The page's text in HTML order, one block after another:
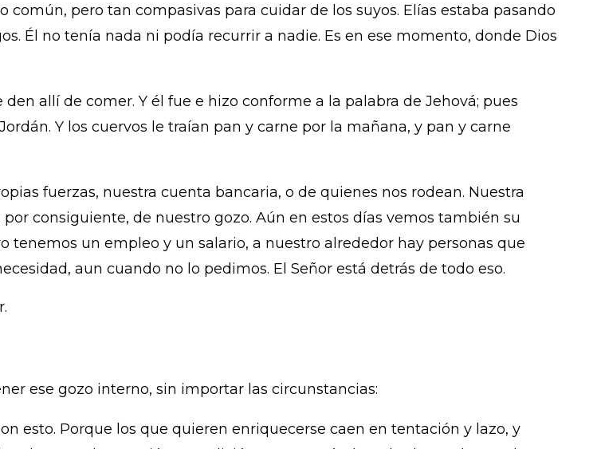
pero tan compasivas para cuidar de los suyos. Elías estaba pasando
Él no tenía nada ni podía recurrir a nadie. Es en ese momento, donde Dios
allí de comer. Y él fue e hizo conforme a la palabra de Jehová; pues
Y los cuervos le traían pan y carne por la mañana, y pan y carne
fuerzas, nuestra cuenta bancaria, o de quienes nos rodean. Nuestra
consiguiente, de nuestro gozo. Aún en estos días vemos también su
tenemos un empleo y un salario, a nuestro alrededor hay personas que
aun cuando no lo pedimos. El Señor está detrás de todo eso.
ese gozo interno, sin importar las circunstancias:
esto. Porque los que quieren enriquecerse caen en tentación y lazo, y